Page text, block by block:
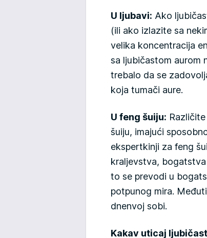
U ljubavi: Ako
(ili ako izlazite sa
velika koncentracija
sa ljubičastom aurom
trebalo da se
koja tumači aure.
U feng šuiju:
šuiju, imajući
ekspertkinji za feng
kraljevstva,
to se prevodi u
potpunog mira.
dnenvoj sobi.
Kakav uticaj